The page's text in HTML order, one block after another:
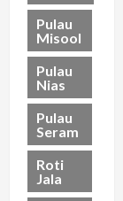
Pulau
Misool
Pulau
Nias
Pulau
Seram
Roti
Jala